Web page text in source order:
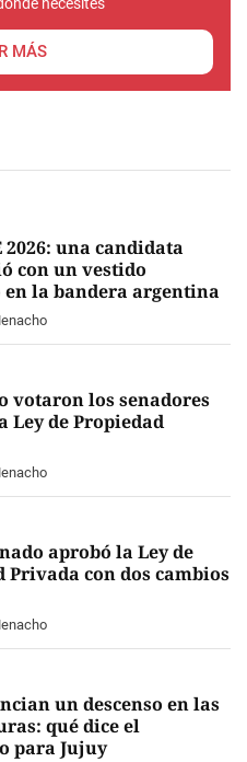
MÁS
2026: una candidata
con un vestido
la bandera argentina
votaron los senadores
Ley de Propiedad
aprobó la Ley de
Privada con dos cambios
un descenso en las
qué dice el
para Jujuy